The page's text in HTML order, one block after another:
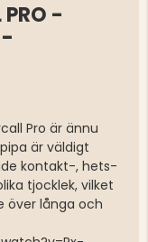
PRO -
-
Pro är ännu
är väldigt
kontakt-, hets-
tjocklek, vilket
över långa och